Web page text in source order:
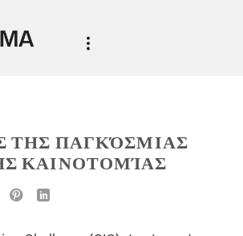
ΤΗΣ ΠΑΓΚΌΣΜΙΑΣ
ΚΑΙΝΟΤΟΜΊΑΣ